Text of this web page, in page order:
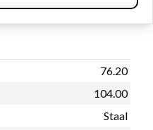
76.20
104.00
Staal